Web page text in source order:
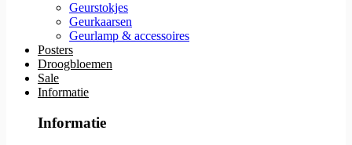
Geurstokjes
Geurkaarsen
Geurlamp & accessoires
Posters
Droogbloemen
Sale
Informatie
Informatie